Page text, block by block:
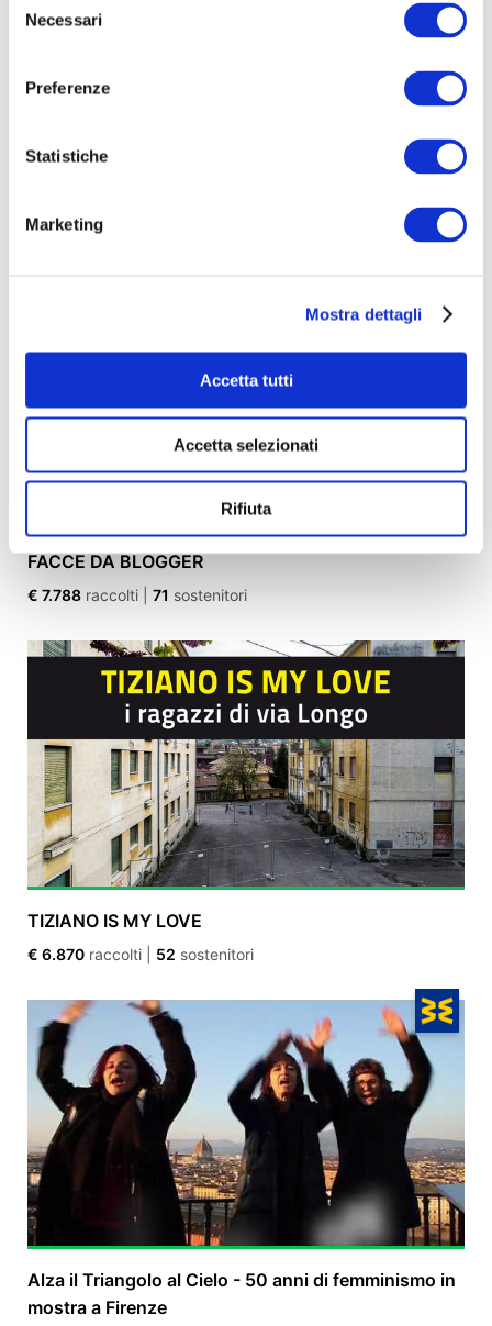
delNecessari
Preferenze
Statistiche
Marketing
Mostra dettagli
Accetta tutti
Accetta selezionati
Rifiuta
€ 7.855raccolti
FACCE DA BLOGGER
€ 7.788 raccolti 71 sostenitori
TIZIANO IS MY LOVE
€ 6.870 raccolti 52 sostenitori
Alza il Triangolo al Cielo - 50 anni di femminismo in
mostra a Firenze